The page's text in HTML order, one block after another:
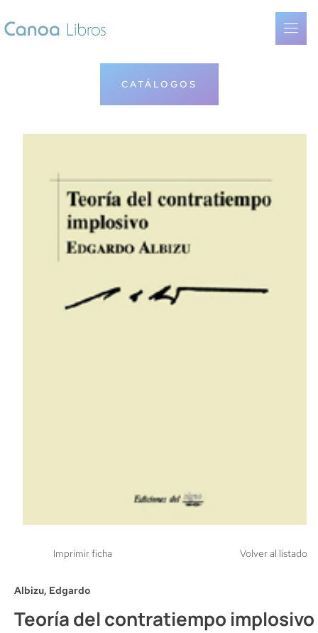
CATÁLOGOS
Imprimir ficha Volver al listado
Albizu, Edgardo
Teoría del contratiempo implosivo